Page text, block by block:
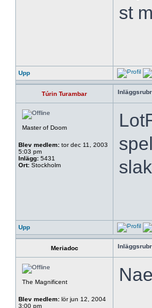
st
Upp
Túrin Turambar
Master of Doom
Blev medlem: tor dec 11, 2003
5:03 pm
Inlägg: 5431
Ort: Stockholm
Upp
Meriadoc
The Magnificent
Blev medlem: lör jun 12, 2004
3:00 pm